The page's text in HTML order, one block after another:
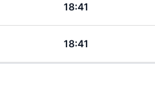
18:41
18:41